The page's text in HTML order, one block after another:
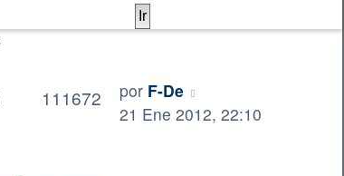
111672 por F-De
21 Ene 2012, 22:10